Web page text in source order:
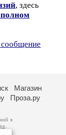
, здесь
Магазин
Проза.ру
в